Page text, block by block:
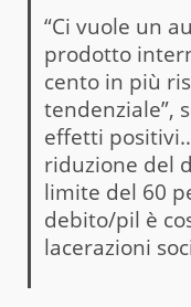
“Ci vuole un
prodotto
cento in più
tendenziale”,
effetti
riduzione del
limite del 60
debito/pil è
lacerazioni